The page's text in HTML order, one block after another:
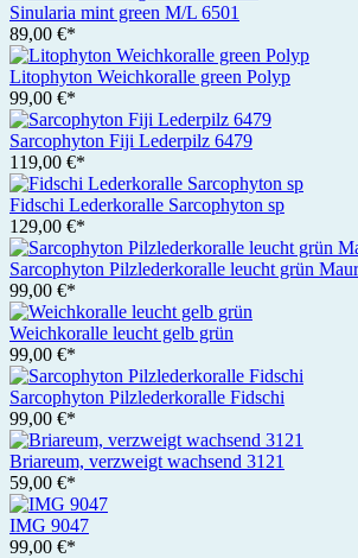
Sinularia mint green M/L 6501
89,00 €*
Litophyton Weichkoralle green Polyp
99,00 €*
Sarcophyton Fiji Lederpilz 6479
119,00 €*
Fidschi Lederkoralle Sarcophyton sp
129,00 €*
Sarcophyton Pilzlederkoralle leucht grün
99,00 €*
Weichkoralle leucht gelb grün
99,00 €*
Sarcophyton Pilzlederkoralle Fidschi
99,00 €*
Briareum, verzweigt wachsend 3121
59,00 €*
IMG 9047
99,00 €*